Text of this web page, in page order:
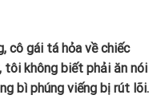
cô gái tá hỏa về chiếc
tôi không biết phải ăn nói
bì phúng viếng bị rút lõi.